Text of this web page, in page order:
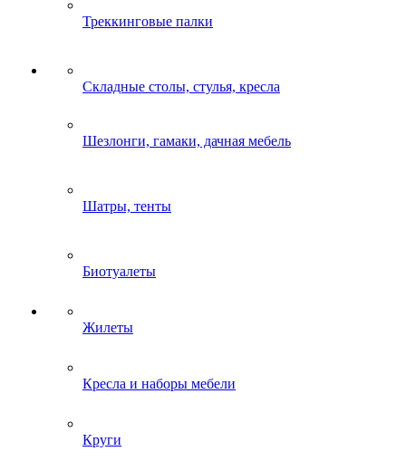
Треккинговые палки
Складные столы, стулья, кресла
Шезлонги, гамаки, дачная мебель
Шатры, тенты
Биотуалеты
Жилеты
Кресла и наборы мебели
Круги